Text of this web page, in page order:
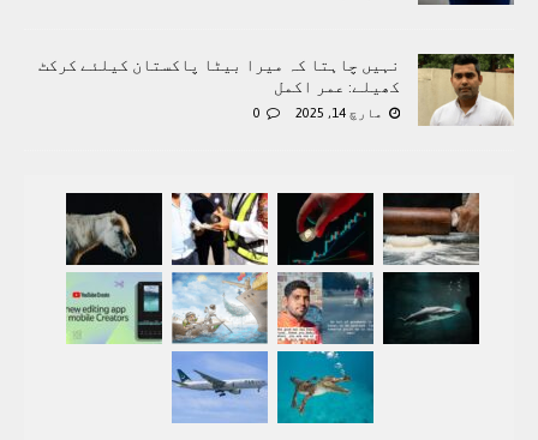
نہیں چاہتا کہ میرا بیٹا پاکستان کیلئے کرکٹ
کھیلے: عمر اکمل
مارچ 14, 2025 0